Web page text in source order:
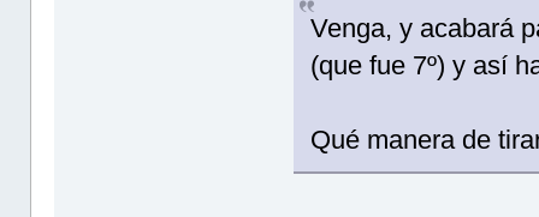
Venga, y acabará
(que fue 7º) y así
Qué manera de